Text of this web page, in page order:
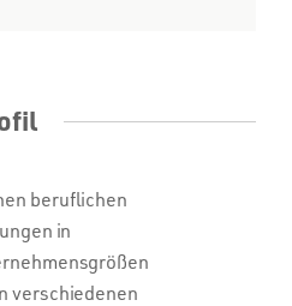
beruflichen
in
verschiedenen